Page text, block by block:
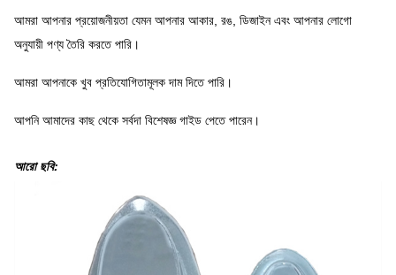
আমরা আপনার প্রয়োজনীয়তা যেমন আপনার আকার, রঙ, ডিজাইন এবং আপনার লোগো
অনুযায়ী পণ্য তৈরি করতে পারি।
আমরা আপনাকে খুব প্রতিযোগিতামূলক দাম দিতে পারি।
আপনি আমাদের কাছ থেকে সর্বদা বিশেষজ্ঞ গাইড পেতে পারেন।
আরো ছবি: